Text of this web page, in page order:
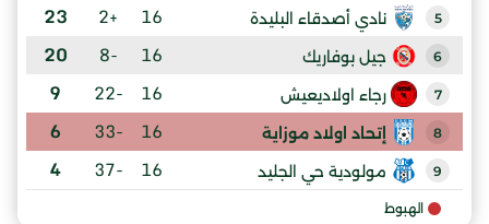
5 نادي أصدقاء البليدة 16
+2
23
6 جيل بوفاريك 16
-8
20
7 رجاء اولاديعيش 16
-22
9
8 إتحاد اولاد موزاية 16
-33
6
9 مولودية حي الجليد 16
-37
4
الهبوط